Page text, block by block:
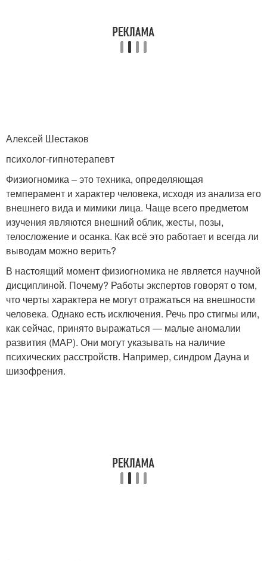
Алексей Шестаков
психолог-гипнотерапевт
Физиогномика – это техника, определяющая
темперамент и характер человека, исходя из анализа его
внешнего вида и мимики лица. Чаще всего предметом
изучения являются внешний облик, жесты, позы,
телосложение и осанка. Как всё это работает и всегда ли
выводам можно верить?
В настоящий момент физиогномика не является научной
дисциплиной. Почему? Работы экспертов говорят о том,
что черты характера не могут отражаться на внешности
человека. Однако есть исключения. Речь про стигмы или,
как сейчас, принято выражаться — малые аномалии
развития (МАР). Они могут указывать на наличие
психических расстройств. Например, синдром Дауна и
шизофрения.